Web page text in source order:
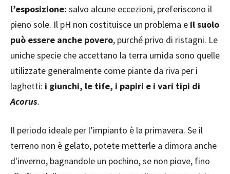
l’esposizione: salvo alcune eccezioni, preferiscono il
pieno sole. Il pH non costituisce un problema e il suolo
può essere anche povero, purché privo di ristagni. Le
uniche specie che accettano la terra umida sono quelle
utilizzate generalmente come piante da riva per i
laghetti: i giunchi, le tife, i papiri e i vari tipi di
Acorus.
Il periodo ideale per l’impianto è la primavera. Se il
terreno non è gelato, potete metterle a dimora anche
d'inverno, bagnandole un pochino, se non piove, fino